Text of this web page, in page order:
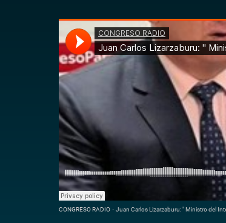
CONGRESO RADIO · Juan Carlos Lizarzaburu: " Ministro del